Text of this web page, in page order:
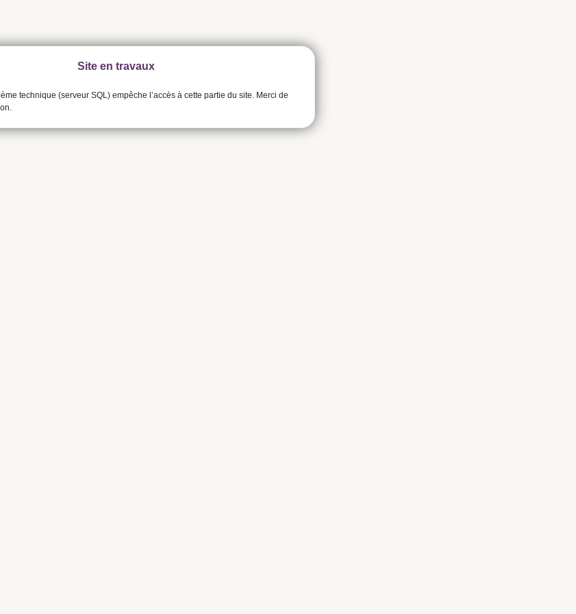
Site en travaux
technique (serveur SQL) empêche l’accès à cette partie du site. Merci de